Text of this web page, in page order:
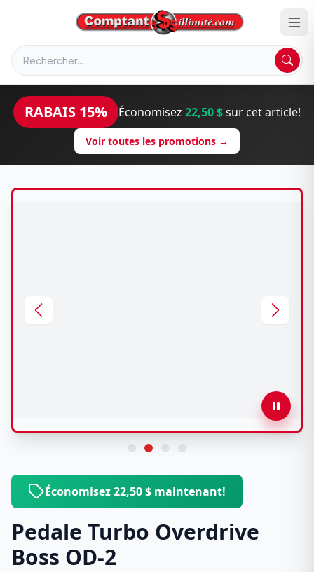
RABAIS 15% Économisez 22,50 $sur cet article!
Voir toutes les promotions →
Économisez 22,50 $ maintenant!
Pedale Turbo Overdrive
Boss OD-2